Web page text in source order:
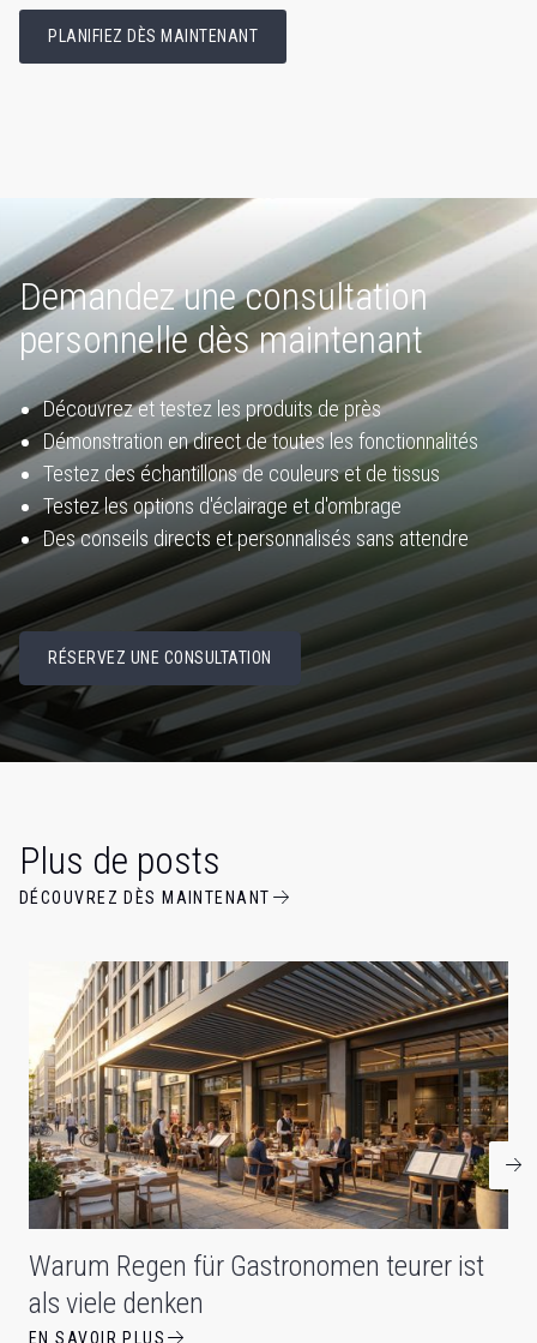
PLANIFIEZ DÈS MAINTENANT
Demandez une consultation
personnelle dès maintenant
Découvrez et testez les produits de près
Démonstration en direct de toutes les fonctionnalités
Testez des échantillons de couleurs et de tissus
Testez les options d'éclairage et d'ombrage
Des conseils directs et personnalisés sans attendre
RÉSERVEZ UNE CONSULTATION
Plus de posts
DÉCOUVREZ DÈS MAINTENANT
Warum Regen für Gastronomen teurer ist
als viele denken
EN SAVOIR PLUS